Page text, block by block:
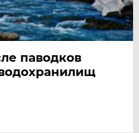
паводков